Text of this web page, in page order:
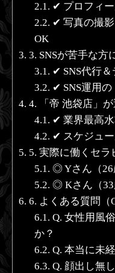
2.1. ✔ プロフィ
2.2. ✔ 写真の撮
OK
3. 3. SNSが苦手な方
3.1. ✔ SNS代行
3.2. ✔ SNS運用
4. 4. 「帝 池袋店」
4.1. ✔ 業界最高
4.2. ✔ スケジュ
5. 5. 実際に働くセラ
5.1. ◎ Yさん（26
5.2. ◎ Kさん（33
6. 6. よくある質問（
6.1. Q. 女性用風
か？
6.2. Q. 本当に未
6.3. Q. 顔出し無